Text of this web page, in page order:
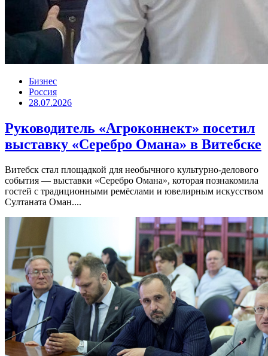
Бизнес
Россия
28.07.2026
Руководитель «Агроконнект» посетил
выставку «Серебро Омана» в Витебске
Витебск стал площадкой для необычного культурно-делового
события — выставки «Серебро Омана», которая познакомила
гостей с традиционными ремёслами и ювелирным искусством
Султаната Оман....